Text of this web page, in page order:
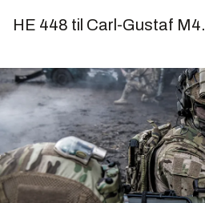
HE 448 til Carl-Gustaf M4.